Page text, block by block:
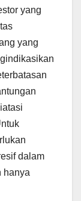
yang
yang
dalam
hanya